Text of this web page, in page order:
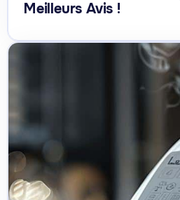
Meilleurs Avis !